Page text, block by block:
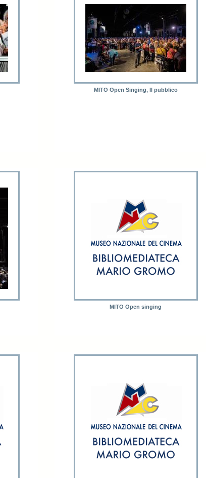
MITO Open Singing, Il pubblico
MITO Open singing